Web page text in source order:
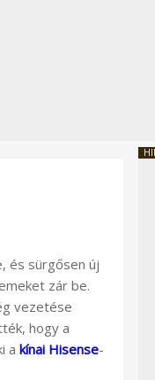
és sürgősen új
zár be.
vezetése
hogy a
a kínai Hisense-